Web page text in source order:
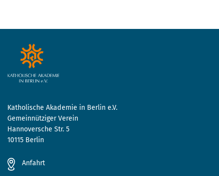
Katholische Akademie in Berlin e.V.
Gemeinnütziger Verein
Hannoversche Str. 5
10115 Berlin
Anfahrt